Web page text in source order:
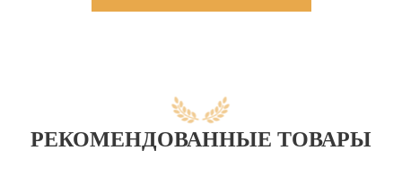
РЕКОМЕНДОВАННЫЕ ТОВАРЫ